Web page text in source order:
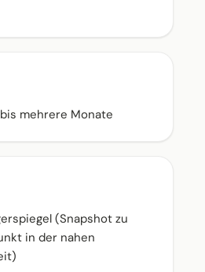
mehrere Monate
(Snapshot zu
in der nahen